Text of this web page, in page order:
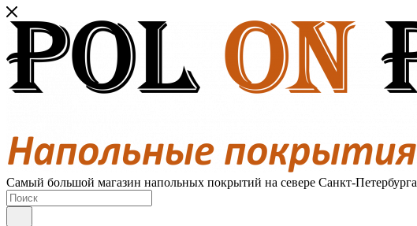
Самый большой магазин напольных покрытий на севере Санкт-Петербурга